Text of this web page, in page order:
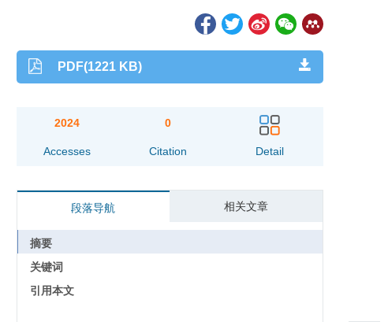
PDF(1221 KB)
2024
Accesses
0
Citation Detail
段落导航 相关文章
摘要
关键词
引用本文